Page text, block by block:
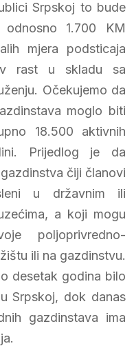
Srpskoj to bude
1.700 KM
mjera podsticaja
rast u skladu sa
Očekujemo da
moglo biti
18.500 aktivnih
Prijedlog je da
čiji članovi
u državnim ili
a koji mogu
poljoprivredno-
ili na gazdinstvu.
desetak godina bilo
Srpskoj, dok danas
gazdinstava ima